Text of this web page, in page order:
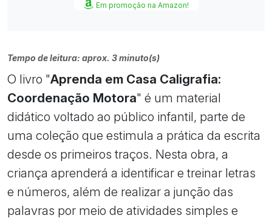
Em promoção na Amazon!
Tempo de leitura: aprox. 3 minuto(s)
O livro "Aprenda em Casa Caligrafia:
Coordenação Motora" é um material
didático voltado ao público infantil, parte de
uma coleção que estimula a prática da escrita
desde os primeiros traços. Nesta obra, a
criança aprenderá a identificar e treinar letras
e números, além de realizar a junção das
palavras por meio de atividades simples e